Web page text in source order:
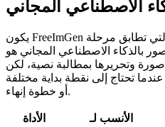
الاصطناعي المجاني
يكون FreeImGen أكثر فائدة عندما تختار الأداة التي تطابق مرحلة
بالذكاء الاصطناعي المجاني هو
صورة وتحريرها بمطالبة نصية، لكن
تحتاج إلى نقطة بداية مختلفة
أو خطوة إنهاء.
الأداة الأنسب لـ